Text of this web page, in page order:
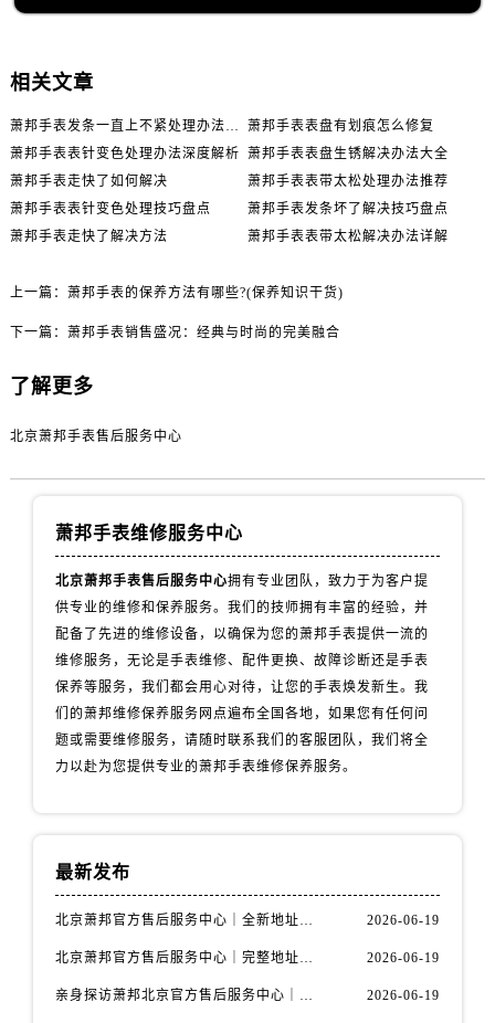
相关文章
萧邦手表发条一直上不紧处理办法推荐
萧邦手表表盘有划痕怎么修复
萧邦手表表针变色处理办法深度解析 萧邦手表表盘生锈解决办法大全
萧邦手表走快了如何解决
萧邦手表表带太松处理办法推荐
萧邦手表表针变色处理技巧盘点
萧邦手表发条坏了解决技巧盘点
萧邦手表走快了解决方法
萧邦手表表带太松解决办法详解
上一篇： 萧邦手表的保养方法有哪些?(保养知识干货)
下一篇： 萧邦手表销售盛况：经典与时尚的完美融合
了解更多
北京萧邦手表售后服务中心
萧邦手表维修服务中心
北京萧邦手表售后服务中心拥有专业团队，致力于为客户提
供专业的维修和保养服务。我们的技师拥有丰富的经验，并
配备了先进的维修设备，以确保为您的萧邦手表提供一流的
维修服务，无论是手表维修、配件更换、故障诊断还是手表
保养等服务，我们都会用心对待，让您的手表焕发新生。我
们的萧邦维修保养服务网点遍布全国各地，如果您有任何问
题或需要维修服务，请随时联系我们的客服团队，我们将全
力以赴为您提供专业的萧邦手表维修保养服务。
最新发布
北京萧邦官方售后服务中心｜全新地址与售后热线权威信息公示（2026年6月最新） 2026-06-19
北京萧邦官方售后服务中心｜完整地址与官方电话权威信息公示（2026年6月最新） 2026-06-19
亲身探访萧邦北京官方售后服务中心｜全新维修门店地址及电话（2026年6月最新） 2026-06-19